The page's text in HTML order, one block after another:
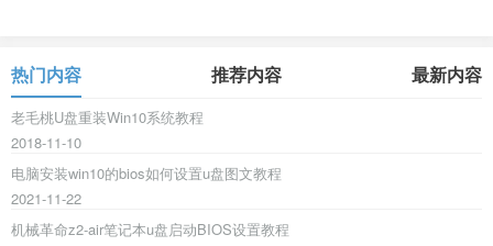
热门内容 推荐内容 最新内容
老毛桃U盘重装Win10系统教程
2018-11-10
电脑安装win10的bios如何设置u盘图文教程
2021-11-22
机械革命z2-air笔记本u盘启动BIOS设置教程